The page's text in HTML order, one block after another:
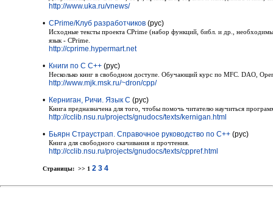
http://www.uka.ru/vnews/
• CPrime/Клуб разработчиков (рус)
Исходные тексты проекта CPrime (набор функций, библ. и др.,
язык - CPrime.
http://cprime.hypermart.net
• Книги по С С++ (рус)
Несколько книг в свободном доступе. Обучающий курс по MFC. DAO,
http://www.mjk.msk.ru/~dron/cpp/
• Керниган, Ричи. Язык C (рус)
Книга предназначена для того, чтобы помочь читателю научиться
http://cclib.nsu.ru/projects/gnudocs/texts/kernigan.html
• Бьярн Страустрап. Справочное руководство по C++ (рус)
Книга для свободного скачивания и прочтения.
http://cclib.nsu.ru/projects/gnudocs/texts/cppref.html
Страницы: >> 1 2 3 4